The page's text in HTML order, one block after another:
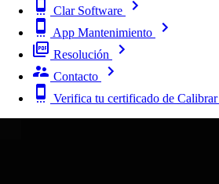
Clar Software
App Mantenimiento
Resolución
Contacto
Verifica tu certificado de